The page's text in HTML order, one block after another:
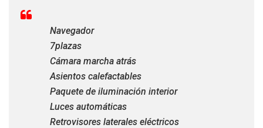
Navegador
7plazas
Cámara marcha atrás
Asientos calefactables
Paquete de iluminación interior
Luces automáticas
Retrovisores laterales eléctricos